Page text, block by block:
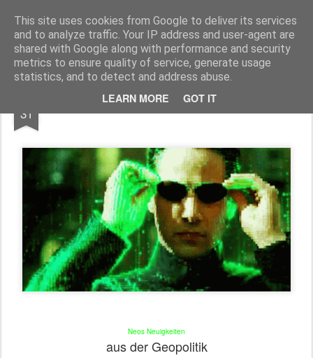
This site uses cookies from Google to deliver its services
and to analyze traffic. Your IP address and user-agent are
shared with Google along with performance and security
metrics to ensure quality of service, generate usage
statistics, and to detect and address abuse.
LEARN MORE GOT IT
Freigeist - ReHU - Forum Institut für Grenzwissenschaften - Spiritualität - Zukunftsforschung - Einheit
Pages
31 Neues aus der Matrix 31.03.2020
Neos Neuigkeiten
aus der Geopolitik